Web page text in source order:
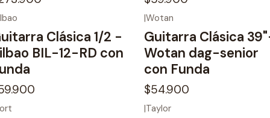
Clásica 1/2 -
BIL-12-RD con
|Wotan
Guitarra Clásica
Wotan dag-senior
con Funda
$54.900
|Taylor